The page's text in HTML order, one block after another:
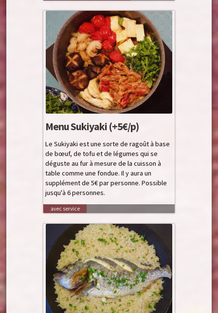
Menu Sukiyaki (+5€/p)
Le Sukiyaki est une sorte de ragoût à base
de bœuf, de tofu et de légumes qui se
déguste au fur à mesure de la cuisson à
table comme une fondue. Il y aura un
supplément de 5€ par personne. Possible
jusqu'à 6 personnes.
avec service